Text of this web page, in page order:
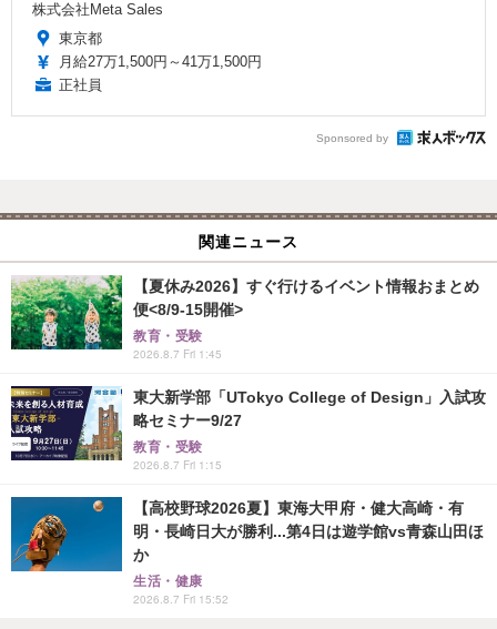
株式会社Meta Sales
東京都
月給27万1,500円～41万1,500円
正社員
Sponsored by
関連ニュース
【夏休み2026】すぐ行けるイベント情報おまとめ
便<8/9-15開催>
教育・受験
2026.8.7 Fri 1:45
東大新学部「UTokyo College of Design」入試攻
略セミナー9/27
教育・受験
2026.8.7 Fri 1:15
【高校野球2026夏】東海大甲府・健大高崎・有
明・長崎日大が勝利...第4日は遊学館vs青森山田ほ
か
生活・健康
2026.8.7 Fri 15:52